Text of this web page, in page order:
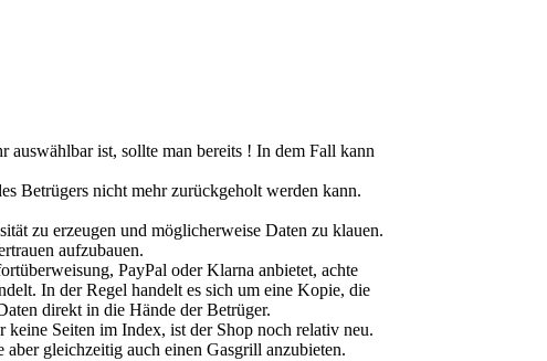
auswählbar ist, sollte man bereits ! In dem Fall kann
Betrügers nicht mehr zurückgeholt werden kann.
zu erzeugen und möglicherweise Daten zu klauen.
aufzubauen.
PayPal oder Klarna anbietet, achte
In der Regel handelt es sich um eine Kopie, die
direkt in die Hände der Betrüger.
Seiten im Index, ist der Shop noch relativ neu.
gleichzeitig auch einen Gasgrill anzubieten.